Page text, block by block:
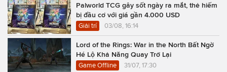
Palworld TCG gây sốt ngày ra mắt, thẻ hiếm
bị đầu cơ với giá gần 4.000 USD
Giải trí 03/08, 16:14
Lord of the Rings: War in the North Bất Ngờ
Hé Lộ Khả Năng Quay Trở Lại
Game Offline 31/07, 17:30